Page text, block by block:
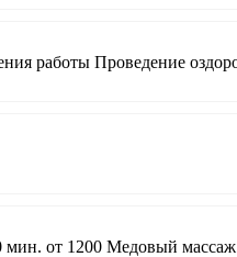
работы Проведение
от 1200 Медовый